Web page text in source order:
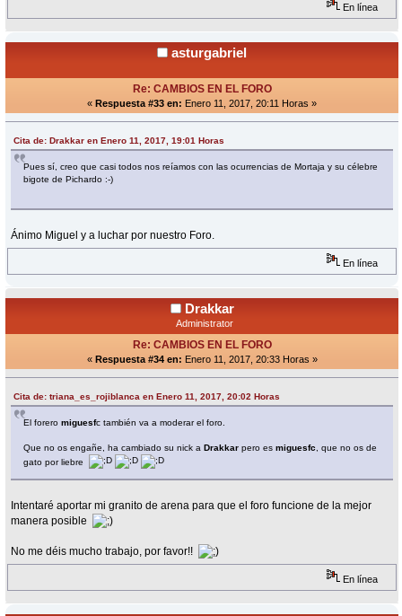
En línea
asturgabriel
Re: CAMBIOS EN EL FORO
« Respuesta #33 en: Enero 11, 2017, 20:11 Horas »
Cita de: Drakkar en Enero 11, 2017, 19:01 Horas
Pues sí, creo que casi todos nos reíamos con las ocurrencias de Mortaja y su célebre
bigote de Pichardo :-)
Ánimo Miguel y a luchar por nuestro Foro.
En línea
Drakkar
Administrator
Re: CAMBIOS EN EL FORO
« Respuesta #34 en: Enero 11, 2017, 20:33 Horas »
Cita de: triana_es_rojiblanca en Enero 11, 2017, 20:02 Horas
El foreromiguesfc también va a moderar el foro.
Que no os engañe, ha cambiado su nick a Drakkar pero es miguesfc
, que no os de
gato por liebre
Intentaré aportar mi granito de arena para que el foro funcione de la mejor
manera posible
No me déis mucho trabajo, por favor!!
En línea